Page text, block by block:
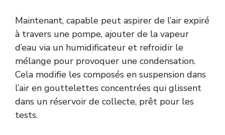
Maintenant, capable peut aspirer de l’air expiré
à travers une pompe, ajouter de la vapeur
d’eau via un humidificateur et refroidir le
mélange pour provoquer une condensation.
Cela modifie les composés en suspension dans
l’air en gouttelettes concentrées qui glissent
dans un réservoir de collecte, prêt pour les
tests.